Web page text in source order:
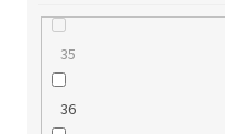
35
36